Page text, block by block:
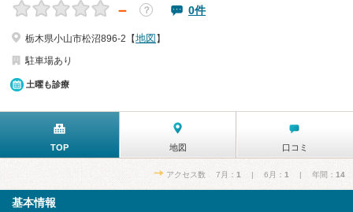
－ ？ 0件
栃木県小山市松沼896-2【地図 】
駐車場あり
土曜も診療
TOP 地図 口コミ
アクセス数 7月： 1 | 6月： 1 | 年間： 14
基本情報